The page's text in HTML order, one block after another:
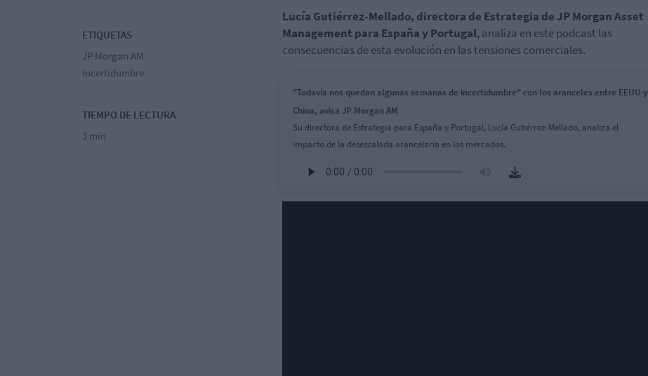
ETIQUETAS
JP Morgan AM
Incertidumbre
TIEMPO DE LECTURA
3 min
Lucía Gutiérrez-Mellado, directora de Estrategia de JP Morgan Asset
Management para España y Portugal, analiza en este podcast las
consecuencias de esta evolución en las tensiones comerciales.
"Todavía nos quedan algunas semanas de incertidumbre" con los aranceles entre EEUU y
China, avisa JP Morgan AM
Su directora de Estrategia para España y Portugal, Lucía Gutiérrez-Mellado, analiza el
impacto de la desescalada arancelaria en los mercados.